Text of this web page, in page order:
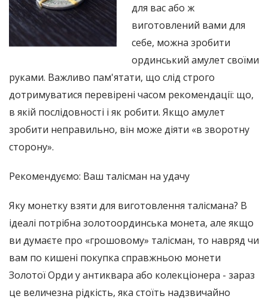
для вас або ж
виготовлений вами для
себе, можна зробити
ординський амулет своїми
руками. Важливо пам'ятати, що слід строго
дотримуватися перевірені часом рекомендації: що,
в якій послідовності і як робити. Якщо амулет
зробити неправильно, він може діяти «в зворотну
сторону».
Рекомендуємо: Ваш талісман на удачу
Яку монетку взяти для виготовлення талісмана? В
ідеалі потрібна золотоординська монета, але якщо
ви думаєте про «грошовому» талісман, то навряд чи
вам по кишені покупка справжньою монети
Золотої Орди у антиквара або колекціонера - зараз
це величезна рідкість, яка стоїть надзвичайно